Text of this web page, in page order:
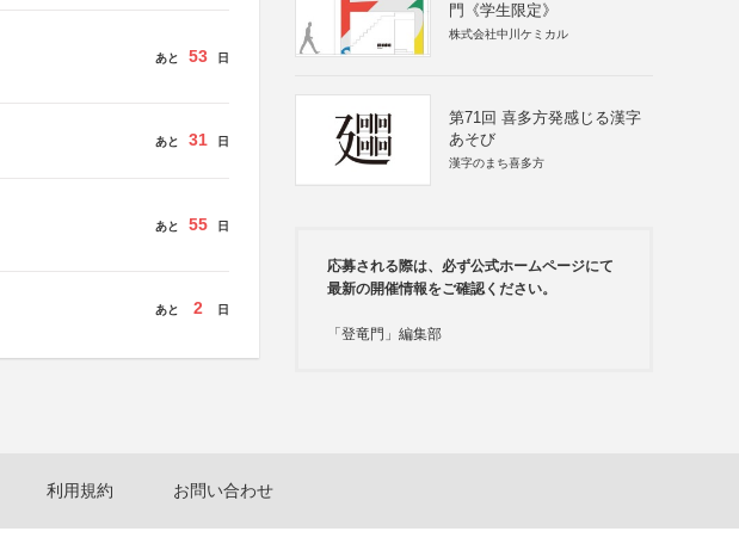
あと 53 日
あと 31 日
あと 55 日
あと 2 日
門《学生限定》
株式会社中川ケミカル
第71回 喜多方発感じる漢字
あそび
漢字のまち喜多方
応募される際は、必ず公式ホームページにて
最新の開催情報をご確認ください。
「登竜門」編集部
利用規約 お問い合わせ